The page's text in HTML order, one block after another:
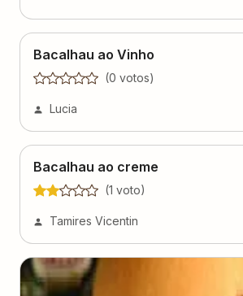
Bacalhau ao Vinho
(0 votos)
Lucia
Bacalhau ao creme
(1 voto)
Tamires Vicentin